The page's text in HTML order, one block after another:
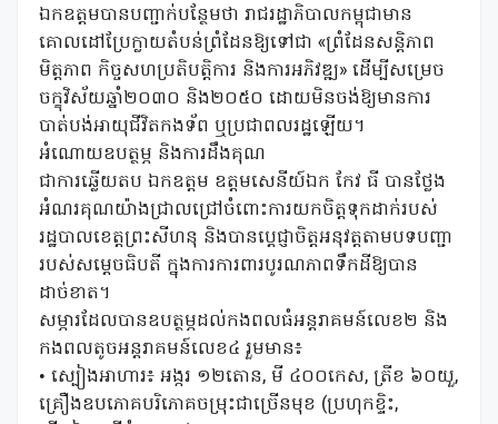
ឯកឧត្តមបានបញ្ជាក់បន្ថែមថា រាជរដ្ឋាភិបាលកម្ពុជាមាន
គោលដៅប្រែក្លាយតំបន់ព្រំដែនឱ្យទៅជា «ព្រំដែនសន្តិភាព
មិត្តភាព កិច្ចសហប្រតិបត្តិការ និងការអភិវឌ្ឍ» ដើម្បីសម្រេច
ចក្ខុវិស័យឆ្នាំ២០៣០ និង២០៥០ ដោយមិនចង់ឱ្យមានការ
បាត់បង់អាយុជីវិតកងទ័ព ឬប្រជាពលរដ្ឋឡើយ។
អំណោយឧបត្ថម្ភ និងការដឹងគុណ
ជាការឆ្លើយតប ឯកឧត្តម ឧត្តមសេនីយ៍ឯក កែវ ធី បានថ្លែង
អំណរគុណយ៉ាងជ្រាលជ្រៅចំពោះការយកចិត្តទុកដាក់របស់
រដ្ឋបាលខេត្តព្រះសីហនុ និងបានប្តេជ្ញាចិត្តអនុវត្តតាមបទបញ្ជា
របស់សម្តេចធិបតី ក្នុងការការពារបូរណភាពទឹកដីឱ្យបាន
ដាច់ខាត។
សម្ភារដែលបានឧបត្ថម្ភដល់កងពលធំអន្តរាគមន៍លេខ២ និង
កងពលតូចអន្តរាគមន៍លេខ៤ រួមមាន៖
• ស្បៀងអាហារ៖ អង្ករ ១២តោន, មី ៤០០កេស, ត្រីខ ៦០យួ,
គ្រឿងឧបភោគបរិភោគចម្រុះជាច្រើនមុខ (ប្រហុកខ្ទិះ,